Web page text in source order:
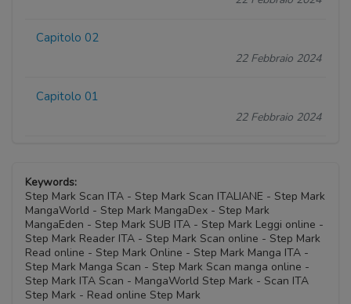
Capitolo 02
22 Febbraio 2024
Capitolo 01
22 Febbraio 2024
Keywords:
Step Mark Scan ITA - Step Mark Scan ITALIANE - Step Mark
MangaWorld - Step Mark MangaDex - Step Mark
MangaEden - Step Mark SUB ITA - Step Mark Leggi online -
Step Mark Reader ITA - Step Mark Scan online - Step Mark
Read online - Step Mark Online - Step Mark Manga ITA -
Step Mark Manga Scan - Step Mark Scan manga online -
Step Mark ITA Scan - MangaWorld Step Mark - Scan ITA
Step Mark - Read online Step Mark